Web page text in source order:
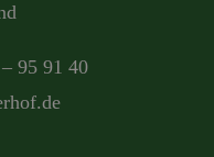
95 91 40